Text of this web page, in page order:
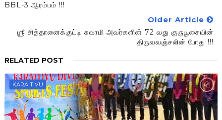
BBL-3 ஆரம்பம் !!!
Older Article
ஶ்ரீ சித்தானைக்குட்டி சுவாமி அவர்களின் 72 வது குருபூசையின்
திருவவஞ்சலின் போது !!!
RELATED POST
KARAITIVU